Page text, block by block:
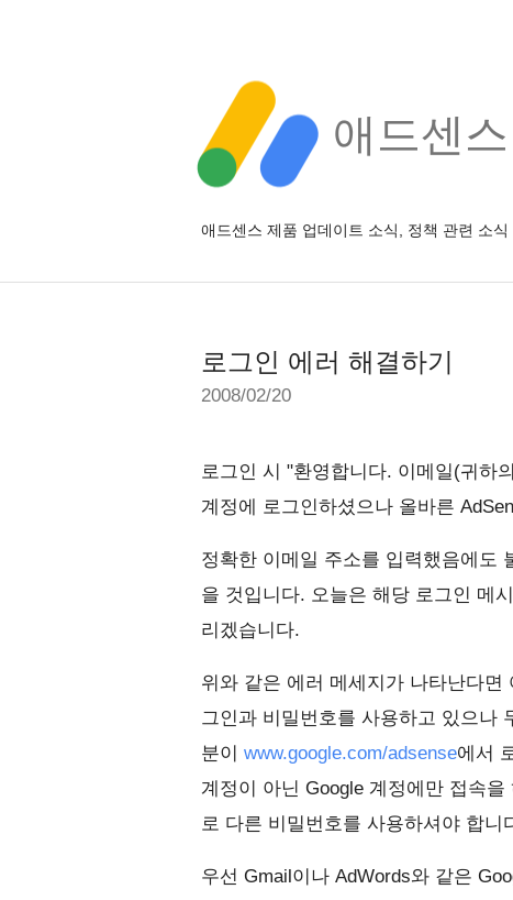
애드센
애드센스 제품 업데이트 소식, 정책 관련 소
로그인 에러 해결하기
2008/02/20
로그인 시 "환영합니다. 이메일(귀하
계정에 로그인하셨으나 올바른
정확한 이메일 주소를 입력했음에도
을 것입니다. 오늘은 해당 로그인 메
리겠습니다.
위와 같은 에러 메세지가 나타난다
그인과 비밀번호를 사용하고 있으나
분이 www.google.com/adsense에서
계정이 아닌 Google 계정에만 접속
로 다른 비밀번호를 사용하셔야 합니
우선 Gmail이나 AdWords와 같은